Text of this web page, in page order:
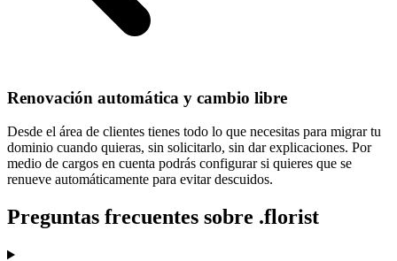
Renovación automática y cambio libre
Desde el área de clientes tienes todo lo que necesitas para migrar tu
dominio cuando quieras, sin solicitarlo, sin dar explicaciones. Por
medio de cargos en cuenta podrás configurar si quieres que se
renueve automáticamente para evitar descuidos.
Preguntas frecuentes sobre .florist